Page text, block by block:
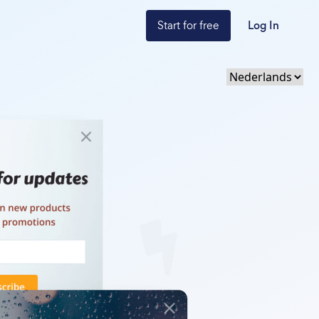
Start for free Log In